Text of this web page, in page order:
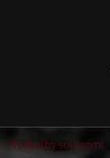
Předvolby soukromí